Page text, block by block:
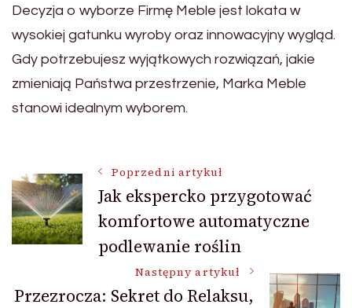
Decyzja o wyborze Firmę Meble jest lokata w
wysokiej gatunku wyroby oraz innowacyjny wygląd.
Gdy potrzebujesz wyjątkowych rozwiązań, jakie
zmieniają Państwa przestrzenie, Marka Meble
stanowi idealnym wyborem.
Nawigacja
wpisu
Poprzedni artykuł
Jak ekspercko przygotować
komfortowe automatyczne
podlewanie roślin
Następny artykuł
Przezrocza: Sekret do Relaksu,